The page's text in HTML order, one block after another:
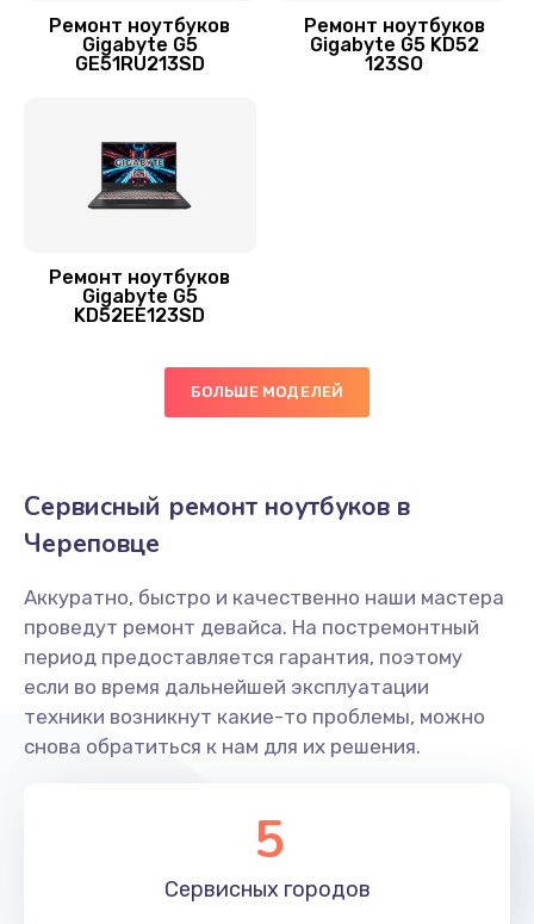
Заказать
820 руб.
Замена жесткого диска
995 руб.
Замена микрофона
Заказать
Замена вебкамеры
1620 руб.
1595 руб.
Ремонт ноутбуков
Gigabyte G5
GE51RU213SD
Ремонт ноутбуков
Gigabyte G5 KD52
123SO
Ремонт ноутбуков
Gigabyte G5
KD52EE123SD
БОЛЬШЕ МОДЕЛЕЙ
Сервисный ремонт ноутбуков в
Череповце
Аккуратно, быстро и качественно наши мастера
проведут ремонт девайса. На постремонтный
период предоставляется гарантия, поэтому
если во время дальнейшей эксплуатации
техники возникнут какие-то проблемы, можно
снова обратиться к нам для их решения.
5
Сервисных городов